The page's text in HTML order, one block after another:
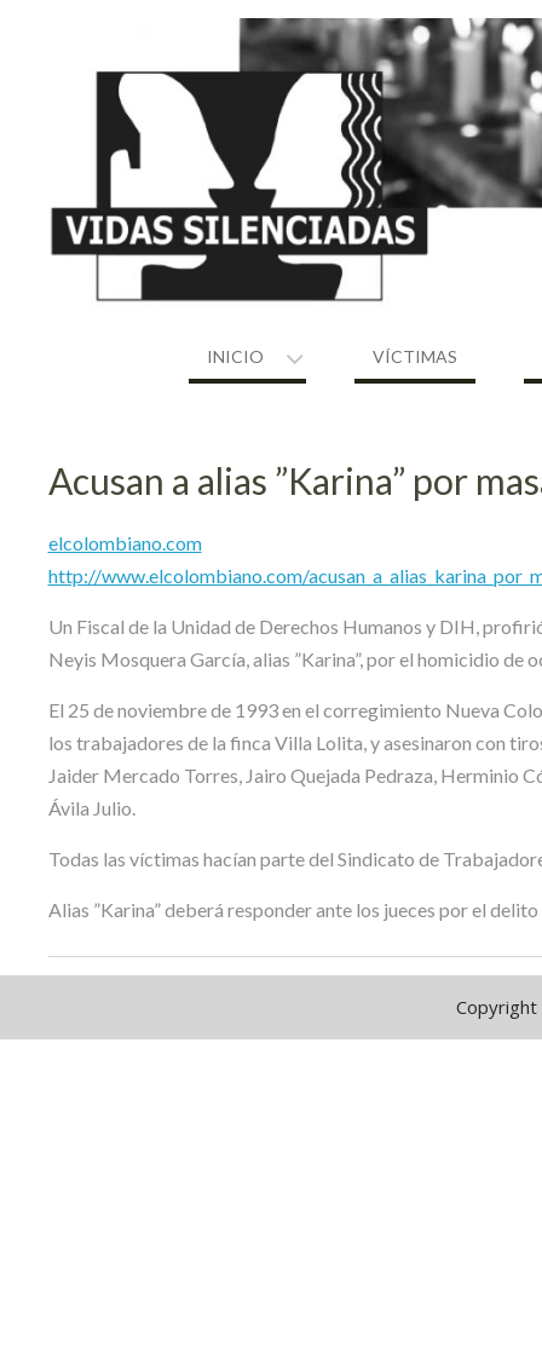
INICIO VÍCTIMAS
Acusan a alias ”Karina” por
elcolombiano.com
http://www.elcolombiano.com/
Un Fiscal de la Unidad de Derechos Humanos y DIH,
Neyis Mosquera García, alias ”Karina”, por el homicidio
El 25 de noviembre de 1993 en el corregimiento Nueva
los trabajadores de la finca Villa Lolita, y asesinaron con
Jaider Mercado Torres, Jairo Quejada Pedraza, Herminio
Ávila Julio.
Todas las víctimas hacían parte del Sindicato de
Alias ”Karina” deberá responder ante los jueces por el
Copyright